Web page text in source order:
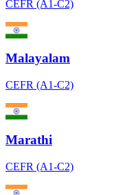
CEFR (A1-C2)
Malayalam
CEFR (A1-C2)
Marathi
CEFR (A1-C2)